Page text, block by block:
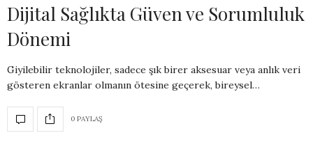
Dijital Sağlıkta Güven ve Sorumluluk
Dönemi
Giyilebilir teknolojiler, sadece şık birer aksesuar veya anlık veri
gösteren ekranlar olmanın ötesine geçerek, bireysel…
0 PAYLAŞ